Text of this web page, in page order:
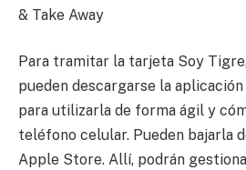
& Take Away
Para tramitar la tarjeta Soy
pueden descargarse la
para utilizarla de forma ágil y
teléfono celular. Pueden bajarla
Apple Store. Allí, podrán